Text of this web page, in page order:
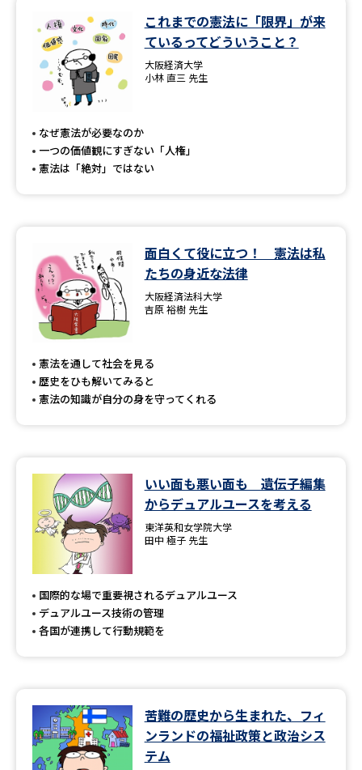
これまでの憲法に「限界」が来
ているってどういうこと？
大阪経済大学
小林 直三 先生
なぜ憲法が必要なのか
一つの価値観にすぎない「人権」
憲法は「絶対」ではない
面白くて役に立つ！ 憲法は私
たちの身近な法律
大阪経済法科大学
吉原 裕樹 先生
憲法を通して社会を見る
歴史をひも解いてみると
憲法の知識が自分の身を守ってくれる
いい面も悪い面も 遺伝子編集
からデュアルユースを考える
東洋英和女学院大学
田中 極子 先生
国際的な場で重要視されるデュアルユース
デュアルユース技術の管理
各国が連携して行動規範を
苦難の歴史から生まれた、フィ
ンランドの福祉政策と政治シス
テム